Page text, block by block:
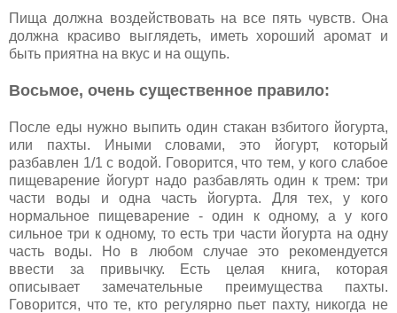
Пища должна воздействовать на все пять чувств. Она
должна красиво выглядеть, иметь хороший аромат и
быть приятна на вкус и на ощупь.
Восьмое, очень существенное правило:
После еды нужно выпить один стакан взбитого йогурта,
или пахты. Иными словами, это йогурт, который
разбавлен 1/1 с водой. Говорится, что тем, у кого слабое
пищеварение йогурт надо разбавлять один к трем: три
части воды и одна часть йогурта. Для тех, у кого
нормальное пищеварение - один к одному, а у кого
сильное три к одному, то есть три части йогурта на одну
часть воды. Но в любом случае это рекомендуется
ввести за привычку. Есть целая книга, которая
описывает замечательные преимущества пахты.
Говорится, что те, кто регулярно пьет пахту, никогда не